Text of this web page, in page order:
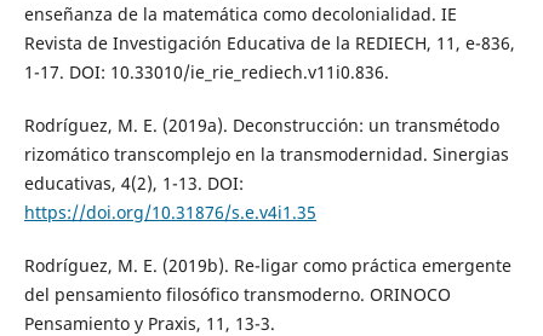
enseñanza de la matemática como decolonialidad. IE
Revista de Investigación Educativa de la REDIECH, 11, e-836,
1-17. DOI: 10.33010/ie_rie_rediech.v11i0.836.
Rodríguez, M. E. (2019a). Deconstrucción: un transmétodo
rizomático transcomplejo en la transmodernidad. Sinergias
educativas, 4(2), 1-13. DOI:
https://doi.org/10.31876/s.e.v4i1.35
Rodríguez, M. E. (2019b). Re-ligar como práctica emergente
del pensamiento filosófico transmoderno. ORINOCO
Pensamiento y Praxis, 11, 13-3.